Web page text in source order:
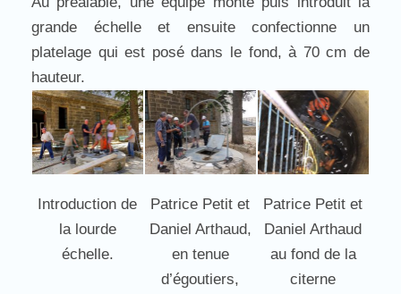
grande échelle et ensuite confectionne un
platelage qui est posé dans le fond, à 70 cm de
hauteur.
Introduction de
la lourde
échelle.
Patrice Petit et
Daniel Arthaud,
en tenue
d’égoutiers,
Patrice Petit et
Daniel Arthaud
au fond de la
citerne